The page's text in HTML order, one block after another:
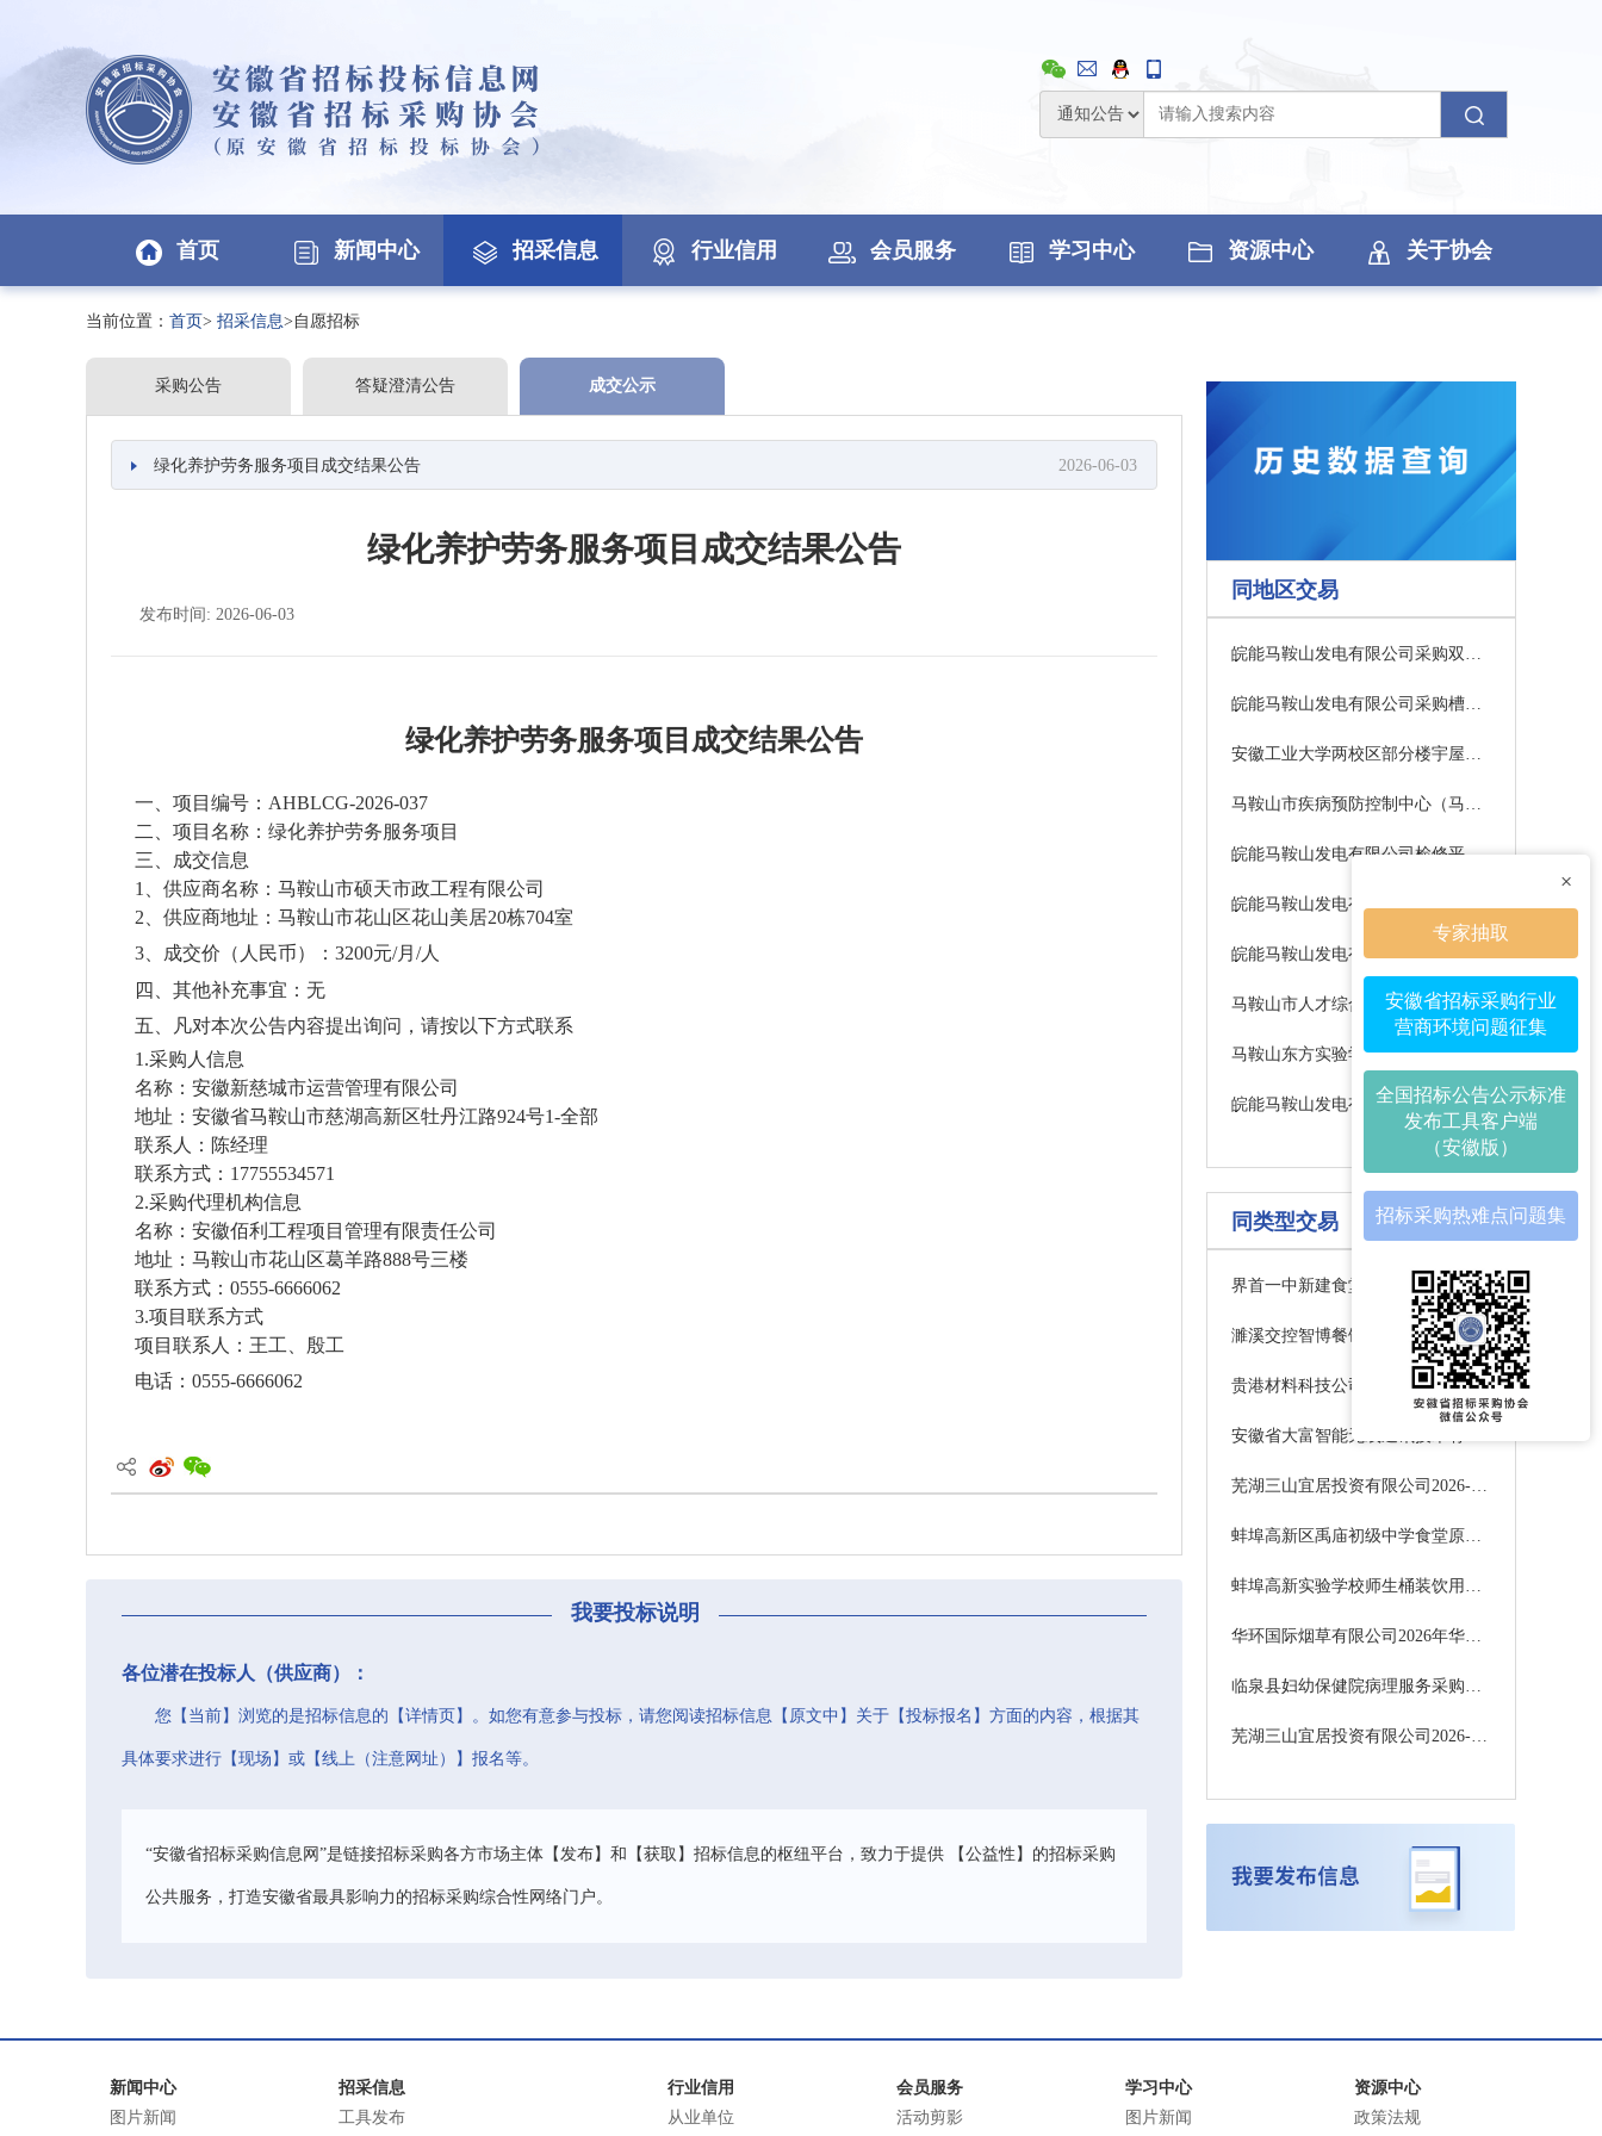
×
专家抽取
安徽省招标采购行业
营商环境问题征集
全国招标公告公示标准
发布工具客户端
（安徽版）
招标采购热难点问题集
首页 新闻中心 招采信息 行业信用 会员服务 学习中心 资源中心 关于协会
当前位置： 首页> 招采信息>自愿招标
采购公告 答疑澄清公告 成交公示
绿化养护劳务服务项目成交结果公告 2026-06-03
绿化养护劳务服务项目成交结果公告
发布时间: 2026-06-03
绿化养护劳务服务项目 成交结果公告
一、 项目 编号： AHBLCG-2026-037
二、项目名称：绿化养护劳务服务项目
三、成交信息
1、 供应商名称 ： 马鞍山市硕天市政工程有限公司
2、供应商地址： 马鞍山市花山区花山美居20栋704室
3、成交价（人民币）： 3200元/月/人
四、其他补充事宜： 无
五、凡对本次公告内容提出询问，请按以下方式联系
1.采购人信息
名称：安徽新慈城市运营管理有限公司
地址：安徽省马鞍山市慈湖高新区牡丹江路924号1-全部
联系人：陈经理
联系方式： 17755534571
2.采购代理机构信息
名称：安徽佰利工程项目管理有限责任公司
地址：马鞍山市花山区葛羊路888号三楼
联系方式： 0555-6666062
3.项目联系方式
项目联系人：王工、殷工
电话：0555-6666062
我要投标说明
各位潜在投标人（供应商）：
您【当前】浏览的是招标信息的【详情页】。如您有意参与投标，请您阅读招标信息【原文中】关于【投标报名】方面的内容，根据其
具体要求进行【现场】或【线上（注意网址）】报名等。
“安徽省招标采购信息网”是链接招标采购各方市场主体【发布】和【获取】招标信息的枢纽平台，致力于提供 【公益性】的招标采购
公共服务，打造安徽省最具影响力的招标采购综合性网络门户。
同地区交易
皖能马鞍山发电有限公司采购双门电蒸饭箱成交公示
皖能马鞍山发电有限公司采购槽式二分器等杂项材料成交公示
安徽工业大学两校区部分楼宇屋面渗漏维修工程谈判公告
马鞍山市疾病预防控制中心（马鞍山市卫生监督所）应急物资采购项目 成交结果公告
皖能马鞍山发电有限公司1号机闭冷器进出口阀门采购成交公示
皖能马鞍山发电有限公司1号单身公寓空气能热水机组采购成交公示
马鞍山市人才综合服务中心2026年-2029年流动人员人事档案数字化加工服务采购采购公告
马鞍山东方实验学校作业本印刷品采购项目-采购变更
皖能马鞍山发电有限公司脱硫103B修备品备件计划采购成交公示
同类型交易
界首一中新建食堂、宿舍楼综合检测服务项目竞争性谈判公告
濉溪交控智博餐饮管理有限公司大宗食材供应商入围项目招标公告
贵港材料科技公司混凝土外加剂复配小料运输询比价
芜湖三山宜居投资有限公司2026-2027年度经营性用房测绘项目更正公告
蚌埠高新区禹庙初级中学食堂原材料配送服务项目中标公示
蚌埠高新实验学校师生桶装饮用水采购项目（二次采购）采购公告
华环国际烟草有限公司2026年华环公司涡阳厂生产设备配件采购项目-公开招标公告
临泉县妇幼保健院病理服务采购项目成交结果公告
芜湖三山宜居投资有限公司2026-2027年度房产类评估项目更正公告
新闻中心
图片新闻
招采信息
工具发布
行业信用
从业单位
会员服务
活动剪影
学习中心
图片新闻
资源中心
政策法规